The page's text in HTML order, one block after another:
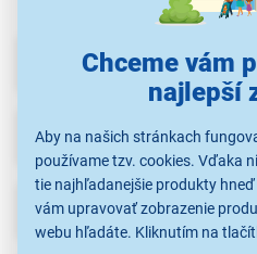
Chceme vám
najlepší
Aby na našich stránkach
používame tzv. cookies. Vďaka
tie najhľadanejšie produkty
vám upravovať zobrazenie
webu hľadáte. Kliknutím na
Na